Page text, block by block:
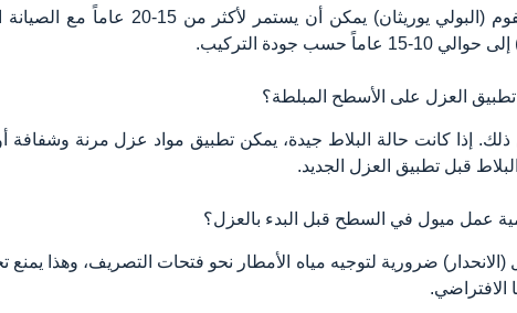
العزل بالفوم (البولي
15 عاماً حسب جودة التركيب.
العزل على الأسطح المبلطة؟
إذا كانت حالة البلاط جيدة، يمكن تطبيق مواد عزل مرنة وشفافة
قبل تطبيق العزل الجديد.
عمل ميول في السطح قبل البدء بالعزل؟
(الانحدار) ضرورية لتوجيه مياه الأمطار نحو فتحات التصريف، وهذا